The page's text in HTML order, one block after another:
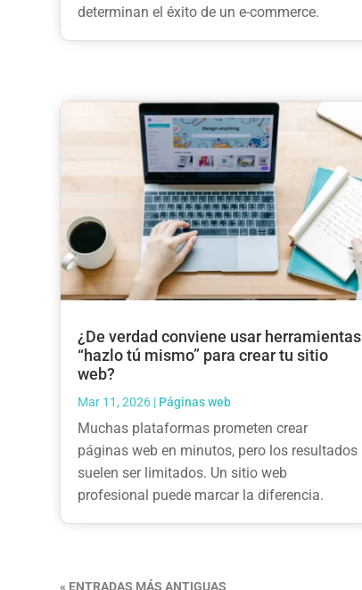
determinan el éxito de un e-commerce.
¿De verdad conviene usar herramientas
“hazlo tú mismo” para crear tu sitio
web?
Mar 11, 2026 | Páginas web
Muchas plataformas prometen crear
páginas web en minutos, pero los resultados
suelen ser limitados. Un sitio web
profesional puede marcar la diferencia.
« ENTRADAS MÁS ANTIGUAS